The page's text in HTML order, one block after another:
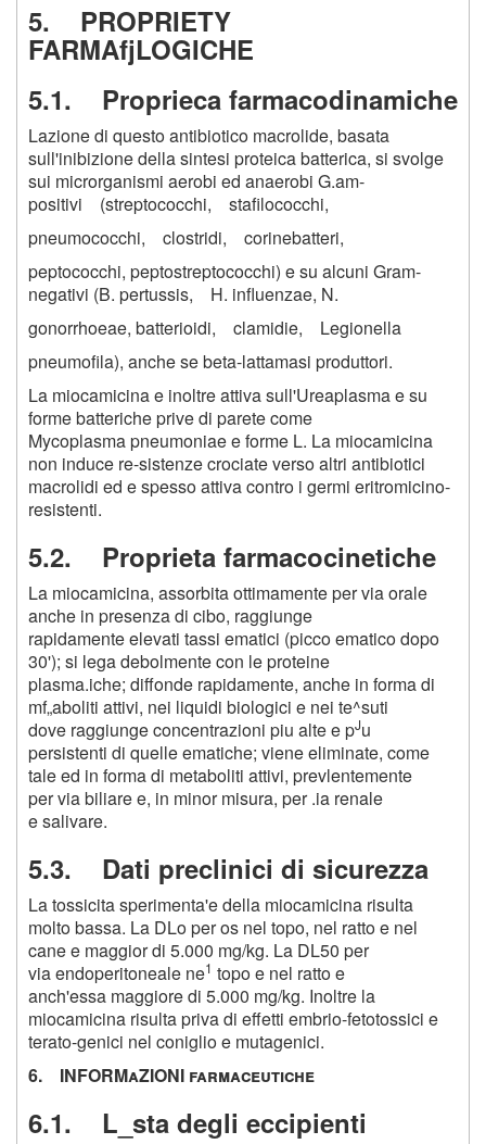
5. PROPRIETY
FARMAfjLOGICHE
5.1. Proprieca farmacodinamiche
Lazione di questo antibiotico macrolide, basata
sull'inibizione della sintesi proteica batterica, si svolge
sui microrganismi aerobi ed anaerobi G.am-
positivi (streptococchi, stafilococchi,
pneumococchi, clostridi, corinebatteri,
peptococchi, peptostreptococchi) e su alcuni Gram-
negativi (B. pertussis, H. influenzae, N.
gonorrhoeae, batterioidi, clamidie, Legionella
pneumofila), anche se beta-lattamasi produttori.
La miocamicina e inoltre attiva sull'Ureaplasma e su
forme batteriche prive di parete come
Mycoplasma pneumoniae e forme L. La miocamicina
non induce re-sistenze crociate verso altri antibiotici
macrolidi ed e spesso attiva contro i germi eritromicino-
resistenti.
5.2. Proprieta farmacocinetiche
La miocamicina, assorbita ottimamente per via orale
anche in presenza di cibo, raggiunge
rapidamente elevati tassi ematici (picco ematico dopo
30'); si lega debolmente con le proteine
plasma.iche; diffonde rapidamente, anche in forma di
mf„aboliti attivi, nei liquidi biologici e nei te^suti
dove raggiunge concentrazioni piu alte e pJu
persistenti di quelle ematiche; viene eliminate, come
tale ed in forma di metaboliti attivi, prevlentemente
per via biliare e, in minor misura, per .ia renale
e salivare.
5.3. Dati preclinici di sicurezza
La tossicita sperimenta'e della miocamicina risulta
molto bassa. La DLo per os nel topo, nel ratto e nel
cane e maggior di 5.000 mg/kg. La DL50 per
via endoperitoneale ne1 topo e nel ratto e
anch'essa maggiore di 5.000 mg/kg. Inoltre la
miocamicina risulta priva di effetti embrio-fetotossici e
terato-genici nel coniglio e mutagenici.
6. INFORMaZIONI farmaceutiche
6.1. L_sta degli eccipienti